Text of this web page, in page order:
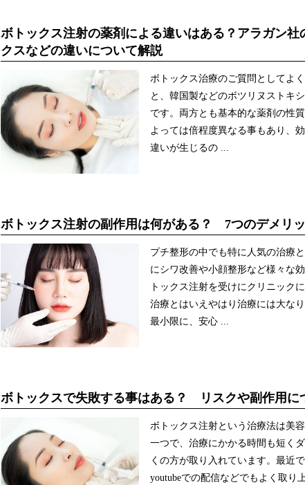
ボトックス注射の薬剤による違いはある？アラガン
クスなどの違いについて解説
ボトックス治療のご質問としてよ
と、韓国製などのボツリヌストキ
です。両方とも基本的な薬剤の性
よっては倍程度異なる事もあり、
違いが生じるの ...
ボトックス注射の副作用は何がある？ 7つのデメリ
プチ整形の中でも特に人気の治療
にシワ改善や小顔整形など様々な
トックス注射を受けにクリニック
治療とはいえやはり治療には大な
最小限に、安心 ...
ボトックスで失敗する事はある？ リスクや副作用に
ボトックス注射という治療法は美
一つで、治療にかかる時間も短く
くの方が取り入れています。最近
youtubeでの配信などでもよく取り